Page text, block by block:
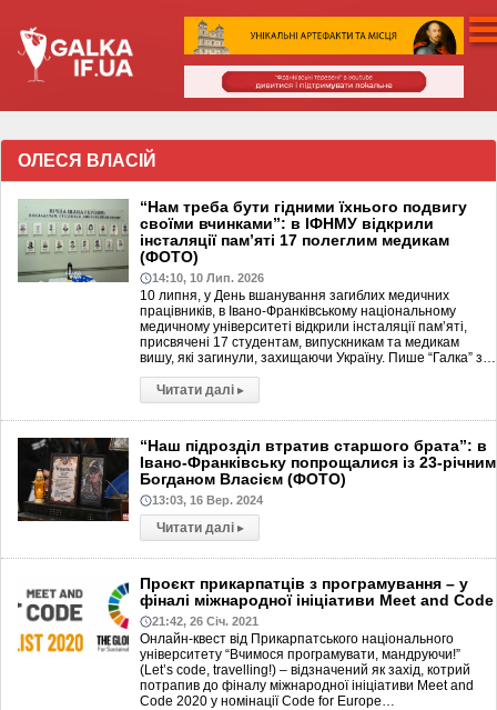
ОЛЕСЯ ВЛАСІЙ
“Нам треба бути гідними їхнього подвигу
своїми вчинками”: в ІФНМУ відкрили
інсталяції пам’яті 17 полеглим медикам
(ФОТО)
14:10, 10 Лип. 2026
10 липня, у День вшанування загиблих медичних
працівників, в Івано-Франківському національному
медичному університеті відкрили інсталяції пам’яті,
присвячені 17 студентам, випускникам та медикам
вишу, які загинули, захищаючи Україну. Пише “Галка” з…
Читати далі ▸
“Наш підрозділ втратив старшого брата”: в
Івано-Франківську попрощалися із 23-річним
Богданом Власієм (ФОТО)
13:03, 16 Вер. 2024
Читати далі ▸
Проєкт прикарпатців з програмування – у
фіналі міжнародної ініціативи Meet and Code
21:42, 26 Січ. 2021
Онлайн-квест від Прикарпатського національного
університету “Вчимося програмувати, мандруючи!”
(Let’s code, travelling!) – відзначений як захід, котрий
потрапив до фіналу міжнародної ініціативи Meet and
Code 2020 у номінації Code for Europe…